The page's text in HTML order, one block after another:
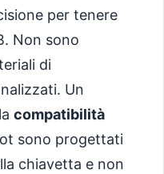
per tenere
Non sono
di
Un
compatibilità
sono progettati
chiavetta e non